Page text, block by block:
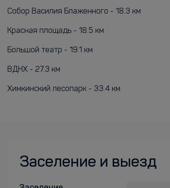
Собор Василия Блаженного - 18.3 км
Красная площадь - 18.5 км
Большой театр - 19.1 км
ВДНХ - 27.3 км
Химкинский лесопарк - 33.4 км
Заселение и выезд